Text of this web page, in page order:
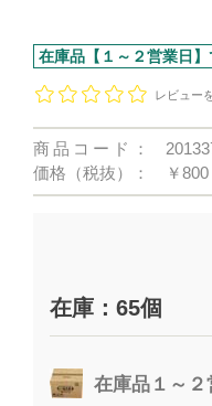
在庫品【１～２営業日
レビュー
商品コード：
価格（税抜）：
￥800
在庫：65個
在庫品１～